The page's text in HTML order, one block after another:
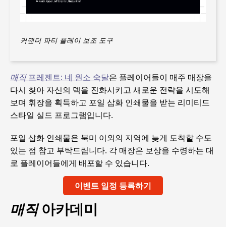
커맨더 파티 플레이 보조 도구
매직프레젠트: 네 원소 숙달은 플레이어들이 매주 매장을
다시 찾아 자신의 덱을 진화시키고 새로운 전략을 시도해
보며 휘장을 획득하고 포일 삽화 인쇄물을 받는 리미티드
스타일 실드 프로그램입니다.
포일 삽화 인쇄물은 북미 이외의 지역에 늦게 도착할 수도
있는 점 참고 부탁드립니다. 각 매장은 보상을 수령하는 대
로 플레이어들에게 배포할 수 있습니다.
이벤트 일정 등록하기
매직아카데미